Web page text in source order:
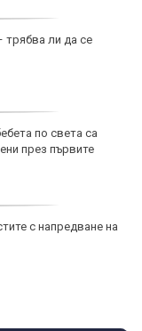
трябва ли да се
по света са
през първите
с напредване на